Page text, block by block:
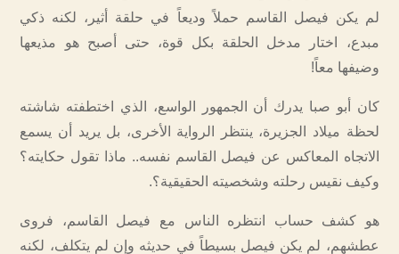
لم يكن فيصل القاسم حملاً وديعاً في حلقة أثير، لكنه ذكي
مبدع، اختار مدخل الحلقة بكل قوة، حتى أصبح هو مذيعها
وضيفها معاً!
كان أبو صبا يدرك أن الجمهور الواسع، الذي اختطفته شاشته
لحظة ميلاد الجزيرة، ينتظر الرواية الأخرى، بل يريد أن يسمع
الاتجاه المعاكس عن فيصل القاسم نفسه.. ماذا تقول حكايته؟
وكيف نقيس رحلته وشخصيته الحقيقية؟.
هو كشف حساب انتظره الناس مع فيصل القاسم، فروى
عطشهم، لم يكن فيصل بسيطاً في حديثه وإن لم يتكلف، لكنه